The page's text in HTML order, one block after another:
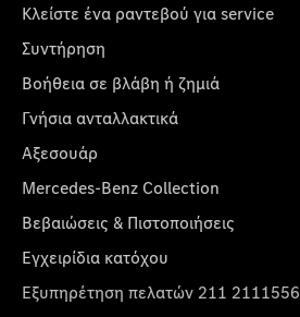
Κλείστε ένα ραντεβού για service
Συντήρηση
Βοήθεια σε βλάβη ή ζημιά
Γνήσια ανταλλακτικά
Αξεσουάρ
Mercedes-Benz Collection
Βεβαιώσεις & Πιστοποιήσεις
Εγχειρίδια κατόχου
Εξυπηρέτηση πελατών 211 2111556